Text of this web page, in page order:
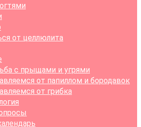
от целлюлита
с прыщами и угрями
от папиллом и бородавок
от грибка